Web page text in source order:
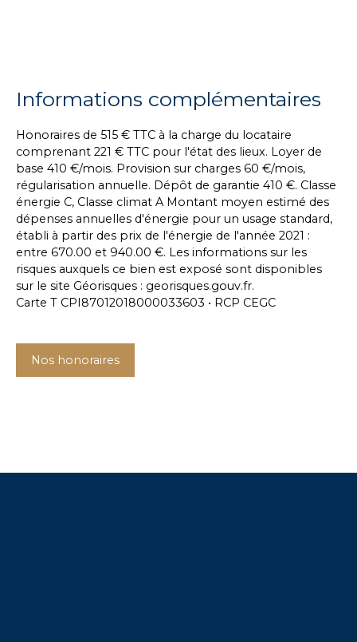
Informations complémentaires
Honoraires de 515 € TTC à la charge du locataire
comprenant 221 € TTC pour l'état des lieux. Loyer de
base 410 €/mois. Provision sur charges 60 €/mois,
régularisation annuelle. Dépôt de garantie 410 €. Classe
énergie C, Classe climat A Montant moyen estimé des
dépenses annuelles d'énergie pour un usage standard,
établi à partir des prix de l'énergie de l'année 2021 :
entre 670.00 et 940.00 €. Les informations sur les
risques auxquels ce bien est exposé sont disponibles
sur le site Géorisques : georisques.gouv.fr.
Carte T CPI87012018000033603 • RCP CEGC
Nos honoraires